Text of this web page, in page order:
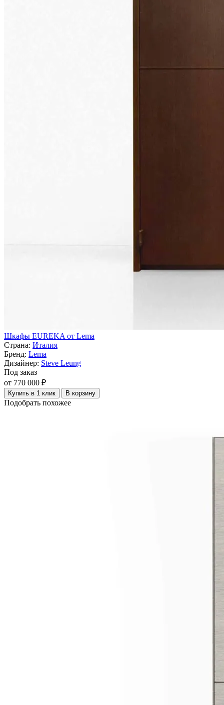
Шкафы EUREKA от Lema
Страна: Италия
Бренд: Lema
Дизайнер: Steve Leung
Под заказ
от 770 000 ₽
Купить в 1 клик В корзину
Подобрать похожее